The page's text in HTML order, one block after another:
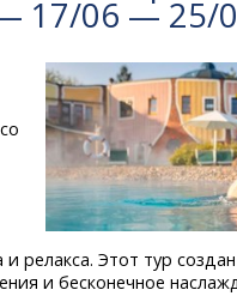
17/06 — 25/
Этот тур
и бесконечное